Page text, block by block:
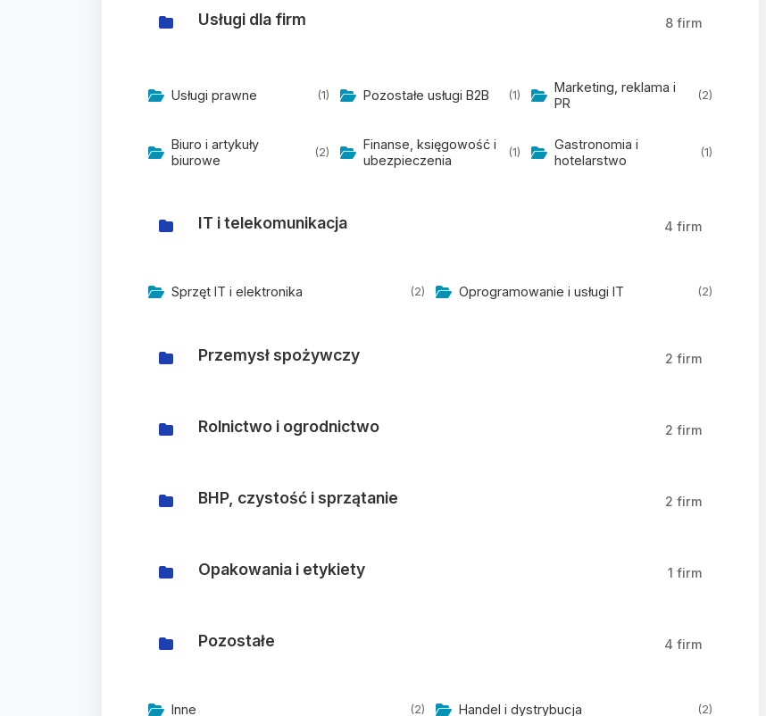
Usługi dla firm 8 firm
Usługi prawne (1) Pozostałe usługi B2B (1)
Marketing, reklama i
PR
(2)
Biuro i artykuły
biurowe
(2)
Finanse, księgowość i
ubezpieczenia
(1)
Gastronomia i
hotelarstwo
(1)
IT i telekomunikacja 4 firm
Sprzęt IT i elektronika (2) Oprogramowanie i usługi IT (2)
Przemysł spożywczy 2 firm
Rolnictwo i ogrodnictwo 2 firm
BHP, czystość i sprzątanie 2 firm
Opakowania i etykiety 1 firm
Pozostałe 4 firm
Inne (2) Handel i dystrybucja (2)